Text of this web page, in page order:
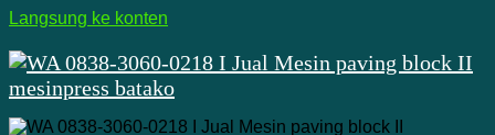
Langsung ke konten